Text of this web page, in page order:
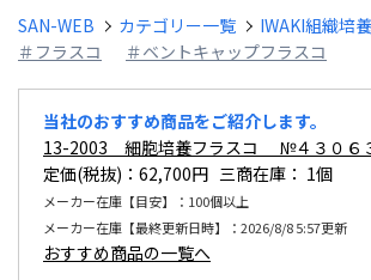
SAN-WEB カテゴリー一覧
IWAKI組織培
＃フラスコ
＃ベントキャップフラスコ
当社のおすすめ商品をご紹介します。
13-2003 細胞培養フラスコ №４３０６
定価(税抜)：62,700円 三商在庫： 1個
メーカー在庫【目安】：100個以上
メーカー在庫【最終更新日時】：2026/8/8 5:57更新
おすすめ商品の一覧へ